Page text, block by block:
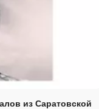
из Саратовской